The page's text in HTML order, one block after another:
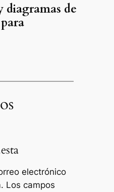
de
electrónico
Los campos